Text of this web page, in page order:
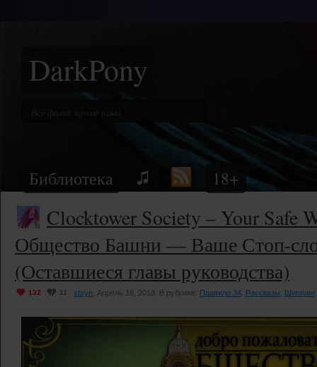
DarkPony
Библиотека 18+
Clocktower Society – Your Safe
Общество Башни — Ваше Стоп-
(Оставшиеся главы руководства)
132 11 stsyn , Апрель 18, 2018. В рубрике: Правило 34 Рассказы Шиппинг.